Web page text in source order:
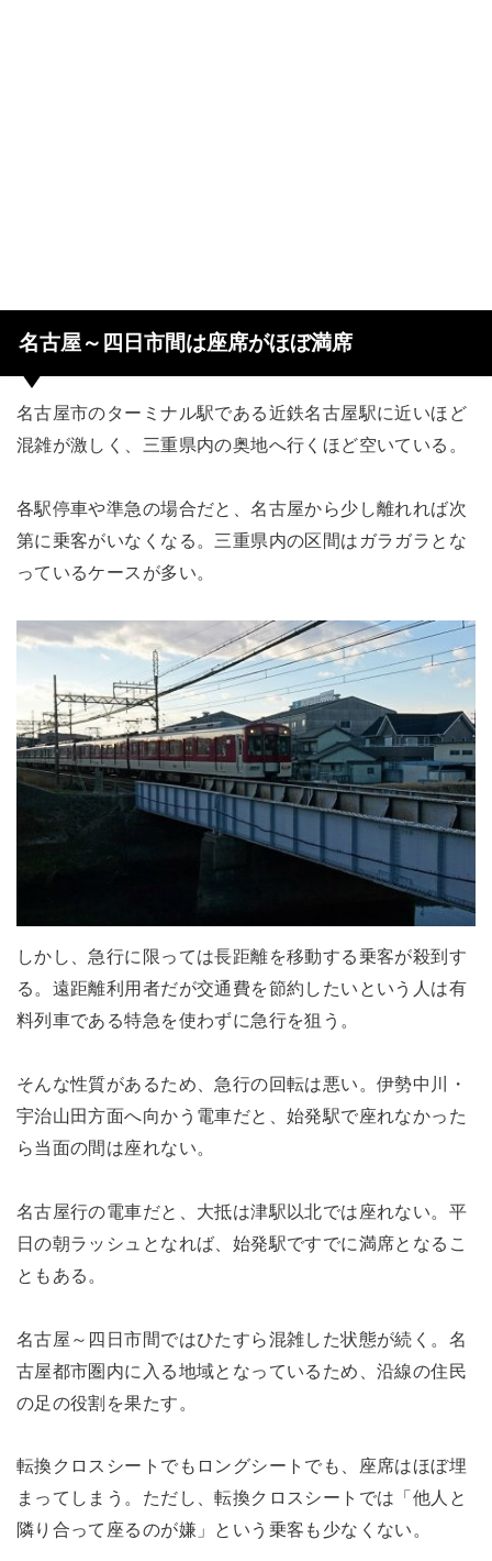
名古屋～四日市間は座席がほぼ満席
名古屋市のターミナル駅である近鉄名古屋駅に近いほど
混雑が激しく、三重県内の奥地へ行くほど空いている。
各駅停車や準急の場合だと、名古屋から少し離れれば次
第に乗客がいなくなる。三重県内の区間はガラガラとな
っているケースが多い。
しかし、急行に限っては長距離を移動する乗客が殺到す
る。遠距離利用者だが交通費を節約したいという人は有
料列車である特急を使わずに急行を狙う。
そんな性質があるため、急行の回転は悪い。伊勢中川・
宇治山田方面へ向かう電車だと、始発駅で座れなかった
ら当面の間は座れない。
名古屋行の電車だと、大抵は津駅以北では座れない。平
日の朝ラッシュとなれば、始発駅ですでに満席となるこ
ともある。
名古屋～四日市間ではひたすら混雑した状態が続く。名
古屋都市圏内に入る地域となっているため、沿線の住民
の足の役割を果たす。
転換クロスシートでもロングシートでも、座席はほぼ埋
まってしまう。ただし、転換クロスシートでは「他人と
隣り合って座るのが嫌」という乗客も少なくない。